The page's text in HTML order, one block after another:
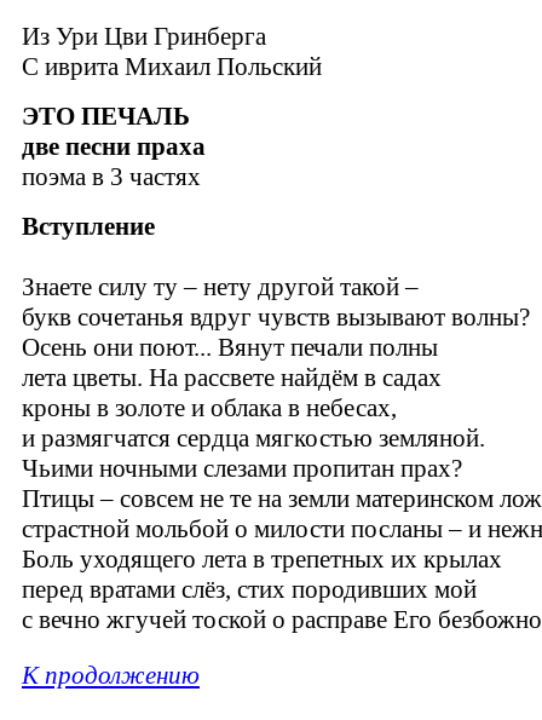
Из Ури Цви Гринберга
С иврита Михаил Польский
ЭТО ПЕЧАЛЬ
две песни праха
поэма в 3 частях
Вступление
Знаете силу ту – нету другой такой –
букв сочетанья вдруг чувств вызывают волны?
Осень они поют... Вянут печали полны
лета цветы. На рассвете найдём в садах
кроны в золоте и облака в небесах,
и размягчатся сердца мягкостью земляной.
Чьими ночными слезами пропитан прах?
Птицы – совсем не те на земли материнском
страстной мольбой о милости посланы – и
Боль уходящего лета в трепетных их крылах
перед вратами слёз, стих породивших мой
с вечно жгучей тоской о расправе Его
К продолжению